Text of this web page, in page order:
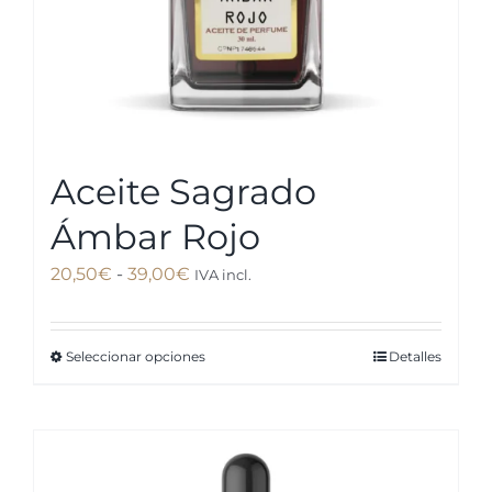
página
de
producto
Aceite Sagrado
Ámbar Rojo
20,50€ - 39,00€Rango
precios:
desde
39,00€
IVA incl.
Seleccionar opcionesEste
múltiples
Detalles